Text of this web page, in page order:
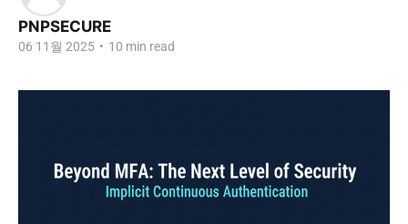
PNPSECURE
06 11월 2025 • 10 min read